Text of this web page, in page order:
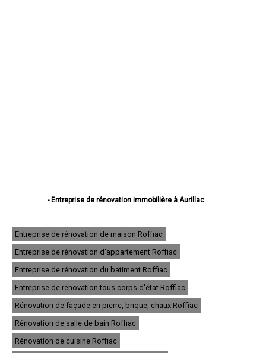
- Entreprise de rénovation immobilière à Aurillac
- Entreprise de rénovation immobilière à Mauriac
- Entreprise de rénovation immobilière à Ytrac
- Entreprise de rénovation immobilière à Riom-ès-Montagnes
- Entreprise de rénovation immobilière à Maurs
- Entreprise de rénovation immobilière à Murat
- Entreprise de rénovation immobilière à Vic-sur-Cère
- Entreprise de rénovation immobilière à Naucelles
- Entreprise de rénovation immobilière à Ydes
- Entreprise de rénovation immobilière à Jussac
- Entreprise de rénovation immobilière à Massiac
- Entreprise de rénovation immobilière à Pleaux
- Entreprise de rénovation immobilière à Saint-Mamet-la-Salvetat
Entreprise de rénovation de maison Roffiac
Entreprise de rénovation d'appartement Roffiac
Entreprise de rénovation du batiment Roffiac
Entreprise de rénovation tous corps d'état Roffiac
Rénovation de façade en pierre, brique, chaux Roffiac
Rénovation de salle de bain Roffiac
Rénovation de cuisine Roffiac